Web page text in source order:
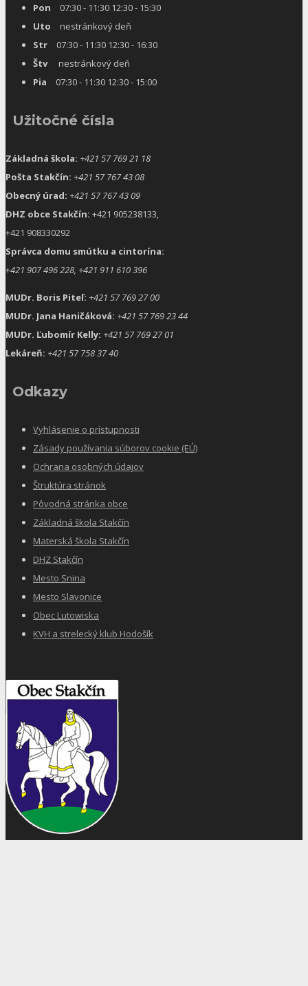
Pon 07:30 - 11:30 12:30 - 15:30
Uto nestránkový deň
Str 07:30 - 11:30 12:30 - 16:30
Štvnestránkový deň
Pia 07:30 - 11:30 12:30 - 15:00
Užitočné čísla
Základná škola: +421 57 769 21 18
Pošta Stakčín: +421 57 767 43 08
Obecný úrad: +421 57 767 43 09
DHZ obce Stakčín: +421 905238133,
+421 908330292
Správca domu smútku a cintorína:
+421 907 496 228, +421 911 610 396
MUDr. Boris Piteľ: +421 57 769 27 00
MUDr. Jana Haničáková: +421 57 769 23 44
MUDr. Ľubomír Kelly: +421 57 769 27 01
Lekáreň: +421 57 758 37 40
Odkazy
Vyhlásenie o prístupnosti
Zásady používania súborov cookie (EÚ)
Ochrana osobných údajov
Štruktúra stránok
Pôvodná stránka obce
Základná škola Stakčín
Materská škola Stakčín
DHZ Stakčín
Mesto Snina
Mesto Slavonice
Obec Lutowiska
KVH a strelecký klub Hodošík